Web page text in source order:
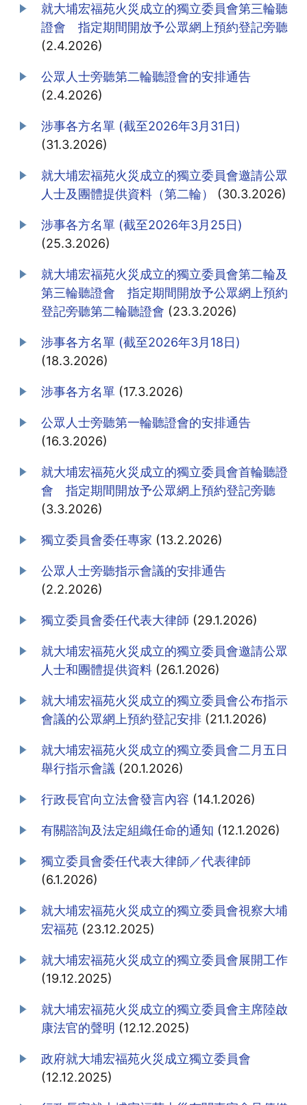
就大埔宏福苑火災成立的獨立委員會第三輪聽
證會 指定期間開放予公眾網上預約登記旁聽
(2.4.2026)
公眾人士旁聽第二輪聽證會的安排通告
(2.4.2026)
涉事各方名單 (截至2026年3月31日)
(31.3.2026)
就大埔宏福苑火災成立的獨立委員會邀請公眾
人士及團體提供資料（第二輪）
(30.3.2026)
涉事各方名單 (截至2026年3月25日)
(25.3.2026)
就大埔宏福苑火災成立的獨立委員會第二輪及
第三輪聽證會 指定期間開放予公眾網上預約
登記旁聽第二輪聽證會 (23.3.2026)
涉事各方名單 (截至2026年3月18日)
(18.3.2026)
涉事各方名單 (17.3.2026)
公眾人士旁聽第一輪聽證會的安排通告
(16.3.2026)
就大埔宏福苑火災成立的獨立委員會首輪聽證
會 指定期間開放予公眾網上預約登記旁聽
(3.3.2026)
獨立委員會委任專家 (13.2.2026)
公眾人士旁聽指示會議的安排通告
(2.2.2026)
獨立委員會委任代表大律師 (29.1.2026)
就大埔宏福苑火災成立的獨立委員會邀請公眾
人士和團體提供資料 (26.1.2026)
就大埔宏福苑火災成立的獨立委員會公布指示
會議的公眾網上預約登記安排 (21.1.2026)
就大埔宏福苑火災成立的獨立委員會二月五日
舉行指示會議 (20.1.2026)
行政長官向立法會發言內容 (14.1.2026)
有關諮詢及法定組織任命的通知 (12.1.2026)
獨立委員會委任代表大律師／代表律師
(6.1.2026)
就大埔宏福苑火災成立的獨立委員會視察大埔
宏福苑 (23.12.2025)
就大埔宏福苑火災成立的獨立委員會展開工作
(19.12.2025)
就大埔宏福苑火災成立的獨立委員會主席陸啟
康法官的聲明 (12.12.2025)
政府就大埔宏福苑火災成立獨立委員會
(12.12.2025)